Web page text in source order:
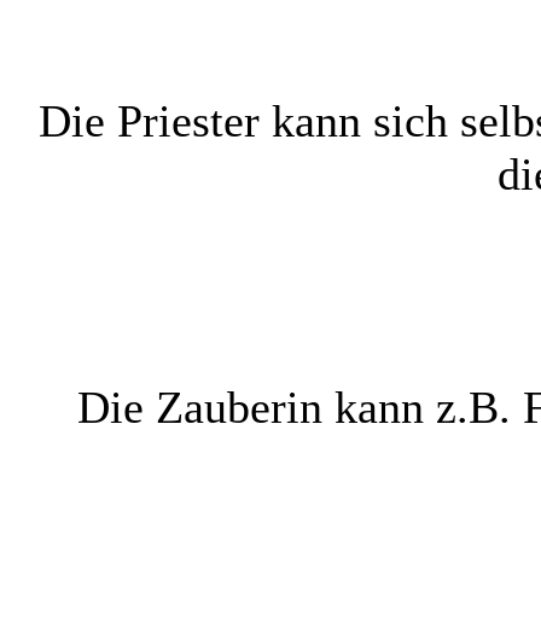
Die Priester kann sich
Die Zauberin kann z.B.